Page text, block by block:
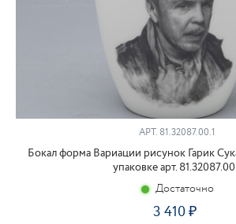
АРТ. 81.32087.00.1
Бокал форма Вариации рисунок Гарик
упаковке арт.
Достаточно
3 410